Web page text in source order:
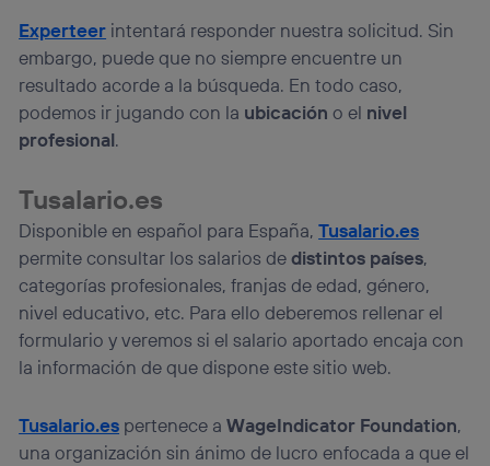
Experteer intentará responder nuestra solicitud. Sin
embargo, puede que no siempre encuentre un
resultado acorde a la búsqueda. En todo caso,
podemos ir jugando con la ubicación o el nivel
profesional.
Tusalario.es
Disponible en español para España,Tusalario.es
permite consultar los salarios dedistintos países,
categorías profesionales, franjas de edad, género,
nivel educativo, etc. Para ello deberemos rellenar el
formulario y veremos si el salario aportado encaja con
la información de que dispone este sitio web.
Tusalario.es pertenece aWageIndicator Foundation,
una organización sin ánimo de lucro enfocada a que el